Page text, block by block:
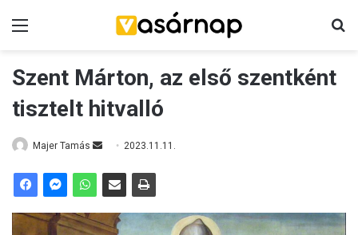
Szent Márton, az első szentként
tisztelt hitvalló
Majer Tamás
a
2023.11.11.